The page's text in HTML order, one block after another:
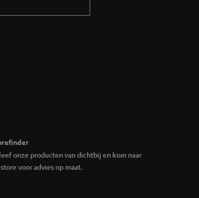
onze producten van dichtbij en kom naar
voor advies op maat.